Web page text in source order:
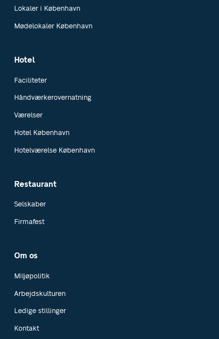
Lokaler i København
Mødelokaler København
Hotel
Faciliteter
Håndværkerovernatning
Værelser
Hotel København
Hotelværelse København
Restaurant
Selskaber
Firmafest
Om os
Miljøpolitik
Arbejdskulturen
Ledige stillinger
Kontakt